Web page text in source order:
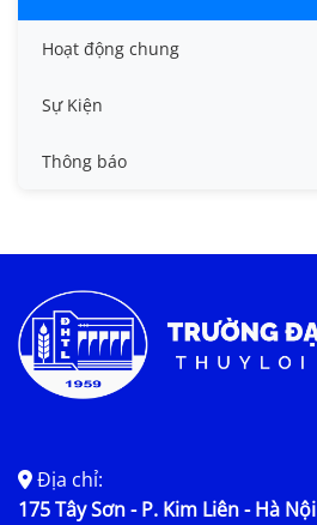
Hoạt động chung
Tin công tác sinh viên
Tin đào tạo
Tin tức chung
Sự Kiện
Thông báo
Địa chỉ:
175 Tây Sơn - P. Kim Liên - Hà Nội